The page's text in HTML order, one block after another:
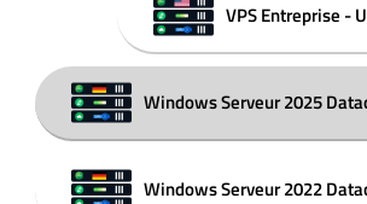
VPS Entreprise -
Windows Serveur 2025
Windows Serveur 2022